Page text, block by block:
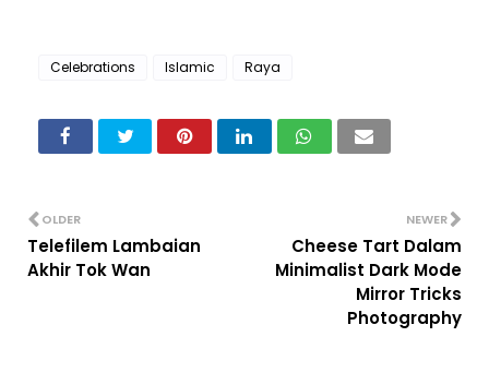
Celebrations Islamic Raya
NEWER
Cheese Tart Dalam
Minimalist Dark Mode
Mirror Tricks
Photography
OLDER
Telefilem Lambaian
Akhir Tok Wan